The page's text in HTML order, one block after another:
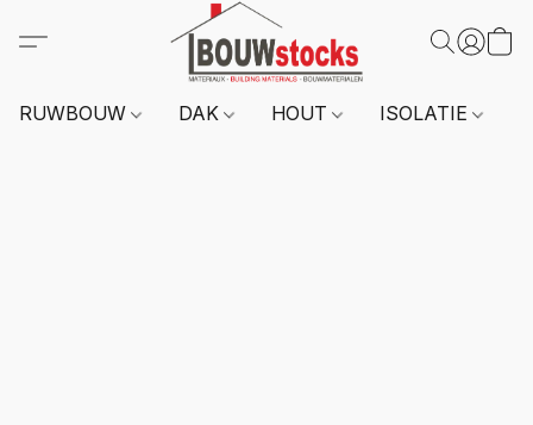
RUWBOUW DAK HOUT ISOLATIE